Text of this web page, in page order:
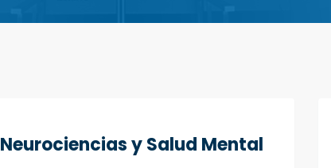
Neurociencias y Salud Mental